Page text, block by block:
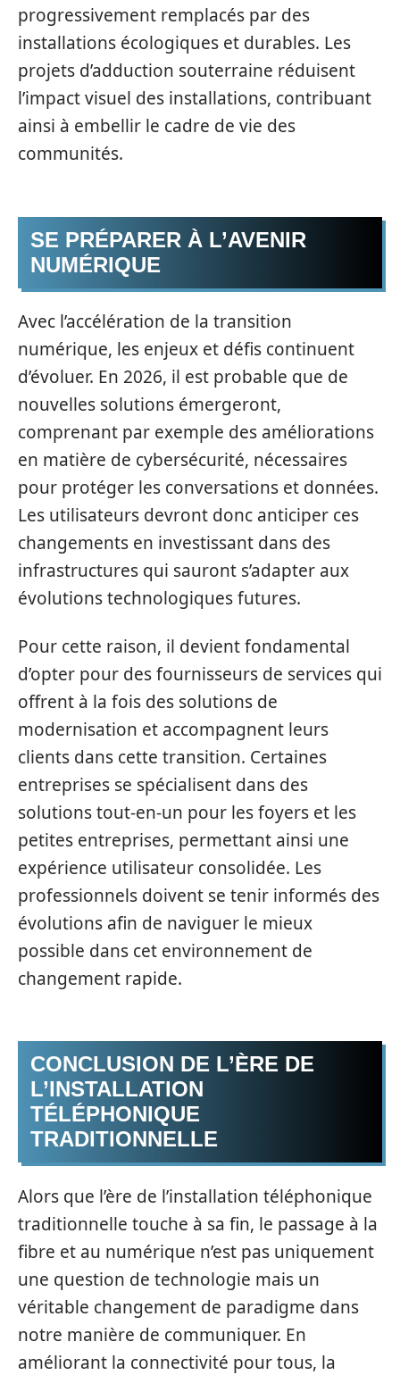
progressivement remplacés par des
installations écologiques et durables. Les
projets d’adduction souterraine réduisent
l’impact visuel des installations, contribuant
ainsi à embellir le cadre de vie des
communités.
SE PRÉPARER À L’AVENIR
NUMÉRIQUE
Avec l’accélération de la transition
numérique, les enjeux et défis continuent
d’évoluer. En 2026, il est probable que de
nouvelles solutions émergeront,
comprenant par exemple des améliorations
en matière de cybersécurité, nécessaires
pour protéger les conversations et données.
Les utilisateurs devront donc anticiper ces
changements en investissant dans des
infrastructures qui sauront s’adapter aux
évolutions technologiques futures.
Pour cette raison, il devient fondamental
d’opter pour des fournisseurs de services qui
offrent à la fois des solutions de
modernisation et accompagnent leurs
clients dans cette transition. Certaines
entreprises se spécialisent dans des
solutions tout-en-un pour les foyers et les
petites entreprises, permettant ainsi une
expérience utilisateur consolidée. Les
professionnels doivent se tenir informés des
évolutions afin de naviguer le mieux
possible dans cet environnement de
changement rapide.
CONCLUSION DE L’ÈRE DE
L’INSTALLATION
TÉLÉPHONIQUE
TRADITIONNELLE
Alors que l’ère de l’installation téléphonique
traditionnelle touche à sa fin, le passage à la
fibre et au numérique n’est pas uniquement
une question de technologie mais un
véritable changement de paradigme dans
notre manière de communiquer. En
améliorant la connectivité pour tous, la